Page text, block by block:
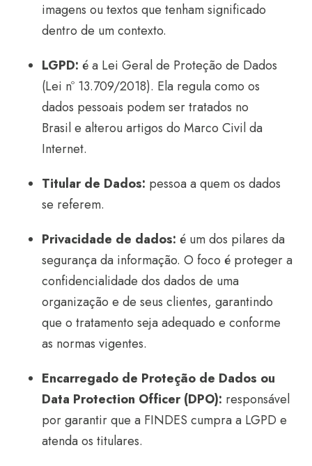
imagens ou textos que tenham significado
dentro de um contexto.
LGPD: é a Lei Geral de Proteção de Dados
(Lei nº 13.709/2018). Ela regula como os
dados pessoais podem ser tratados no
Brasil e alterou artigos do Marco Civil da
Internet.
Titular de Dados: pessoa a quem os dados
se referem.
Privacidade de dados: é um dos pilares da
segurança da informação. O foco é proteger a
confidencialidade dos dados de uma
organização e de seus clientes, garantindo
que o tratamento seja adequado e conforme
as normas vigentes.
Encarregado de Proteção de Dados ou
Data Protection Officer (DPO): responsável
por garantir que a FINDES cumpra a LGPD e
atenda os titulares.